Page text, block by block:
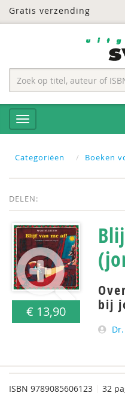
Gratis verzending
Categoriëen Boeken
DELEN:
€ 13,90
bij
ISBN 9789085606123 32